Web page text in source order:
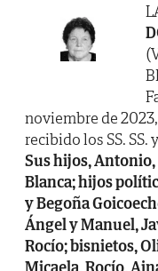
noviembre de
recibido los SS. SS.
Sus hijos, Antonio,
Blanca; hijos
y Begoña
Ángel y Manuel,
Rocío; bisnietos,